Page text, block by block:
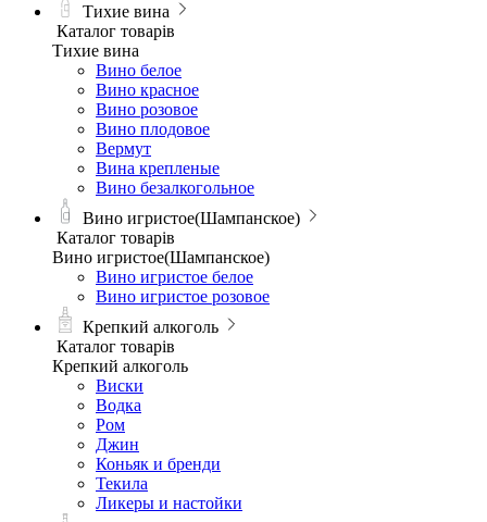
Тихие вина
Каталог товарів
Тихие вина
Вино белое
Вино красное
Вино розовое
Вино плодовое
Вермут
Вина крепленые
Вино безалкогольное
Вино игристое(Шампанское)
Каталог товарів
Вино игристое(Шампанское)
Вино игристое белое
Вино игристое розовое
Крепкий алкоголь
Каталог товарів
Крепкий алкоголь
Виски
Водка
Ром
Джин
Коньяк и бренди
Текила
Ликеры и настойки